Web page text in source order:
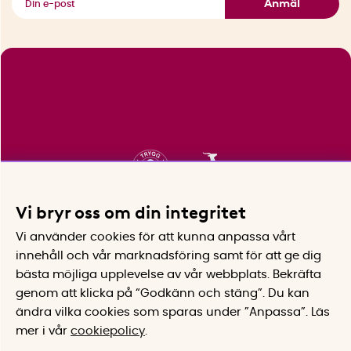
Anmäl
Vi bryr oss om din integritet
Vi använder cookies för att kunna anpassa vårt
innehåll och vår marknadsföring samt för att ge dig
bästa möjliga upplevelse av vår webbplats.
Bekräfta
genom att klicka på “Godkänn och stäng”. Du kan
ändra vilka cookies som sparas under ”Anpassa”.
Läs
mer i vår cookiepolicy